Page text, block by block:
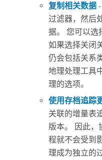
复制相关数据
过滤器，然后
据。 您可以选
如果选择关闭
仍会包括关系
地理处理工具
理的选项。
使用存档追踪
关联的增量表
版本。 因此，
程就不会受到
理成为独立的